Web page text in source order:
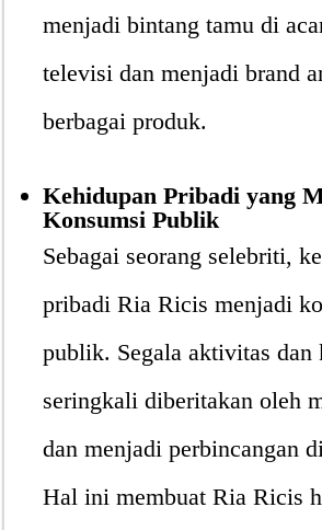
menjadi bintang tamu di
televisi dan menjadi brand
berbagai produk.
Kehidupan Pribadi yang
Konsumsi Publik
Sebagai seorang selebriti,
pribadi Ria Ricis menjadi
publik. Segala aktivitas dan
seringkali diberitakan oleh
dan menjadi perbincangan
Hal ini membuat Ria Ricis